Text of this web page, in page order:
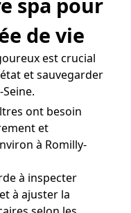
de vie
est crucial
et sauvegarder
ont besoin
et
à Romilly-
à inspecter
à ajuster la